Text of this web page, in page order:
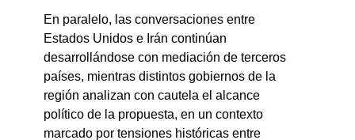
En paralelo, las conversaciones entre
Estados Unidos e Irán continúan
desarrollándose con mediación de terceros
países, mientras distintos gobiernos de la
región analizan con cautela el alcance
político de la propuesta, en un contexto
marcado por tensiones históricas entre